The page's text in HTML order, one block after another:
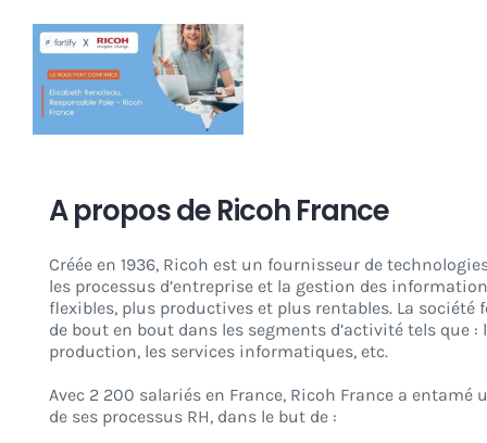
Support
Voir
l'image
agrandie
A propos de Ricoh France
Créée en 1936, Ricoh est un fournisseur de
les processus d’entreprise et la gestion des
flexibles, plus productives et plus rentables. La
de bout en bout dans les segments d’activité tels que
production, les services informatiques, etc.
Avec 2 200 salariés en France, Ricoh France a
de ses processus RH, dans le but de :